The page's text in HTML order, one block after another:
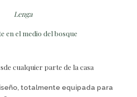
Lenga
en el medio del bosque
cualquier parte de la casa
totalmente equipada para